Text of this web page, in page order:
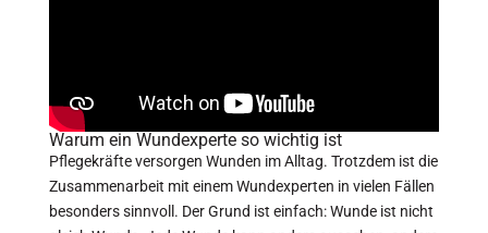
Warum ein Wundexperte so wichtig ist
Pflegekräfte versorgen Wunden im Alltag. Trotzdem ist die
Zusammenarbeit mit einem Wundexperten in vielen Fällen
besonders sinnvoll. Der Grund ist einfach: Wunde ist nicht